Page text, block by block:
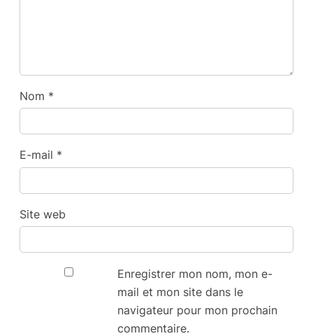
Nom *
E-mail *
Site web
Enregistrer mon nom, mon e-
mail et mon site dans le
navigateur pour mon prochain
commentaire.